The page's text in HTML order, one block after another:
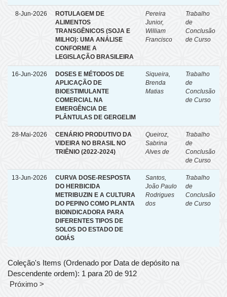
8-Jun-2026
ROTULAGEM DE
ALIMENTOS
TRANSGÊNICOS (SOJA E
MILHO): UMA ANÁLISE
CONFORME A
LEGISLAÇÃO BRASILEIRA
Pereira
Junior,
William
Francisco
Trabalho
de
Conclusão
de Curso
16-Jun-2026
DOSES E MÉTODOS DE
APLICAÇÃO DE
BIOESTIMULANTE
COMERCIAL NA
EMERGÊNCIA DE
PLÂNTULAS DE GERGELIM
Siqueira,
Brenda
Matias
Trabalho
de
Conclusão
de Curso
28-Mai-2026
CENÁRIO PRODUTIVO DA
VIDEIRA NO BRASIL NO
TRIÊNIO (2022-2024)
Queiroz,
Sabrina
Alves de
Trabalho
de
Conclusão
de Curso
13-Jun-2026
CURVA DOSE-RESPOSTA
DO HERBICIDA
METRIBUZIN E A CULTURA
DO PEPINO COMO PLANTA
BIOINDICADORA PARA
DIFERENTES TIPOS DE
SOLOS DO ESTADO DE
GOIÁS
Santos,
João Paulo
Rodrigues
dos
Trabalho
de
Conclusão
de Curso
Coleção's Items (Ordenado por Data de depósito na
Descendente ordem): 1 para 20 de 912
Próximo >